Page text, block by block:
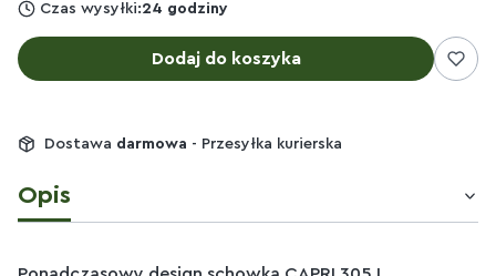
Czas wysyłki:24 godziny
Dodaj do koszyka
Dostawa darmowa - Przesyłka kurierska
Opis